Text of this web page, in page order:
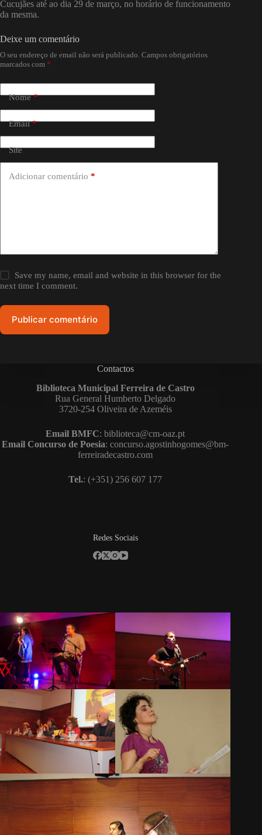
Cucujães até ao dia 29 de março, no horário de funcionamento
da mesma.
Deixe um comentário
O seu endereço de email não será publicado. Campos obrigatórios
marcados com *
Nome*
Email*
Site
Adicionar comentário *
Save my name, email and website in this browser for the
next time I comment.
Publicar comentário
Contactos
Biblioteca Municipal Ferreira de Castro
Rua General Humberto Delgado
3720-254 Oliveira de Azeméis
Email BMFC: biblioteca@cm-oaz.pt
Email Concurso de Poesia: concurso.agostinhogomes@bm-
ferreiradecastro.com
Tel.: (+351) 256 607 177
Redes Sociais